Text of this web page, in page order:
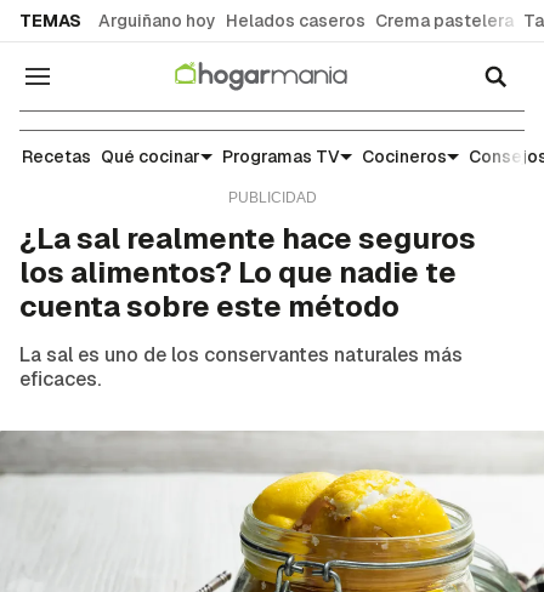
TEMAS Arguiñano hoy Helados caseros Crema pastelera
Navegación
Escuela de cocina: trucos y consejos para el día
Recetas Qué cocinar Programas TV Cocineros
¿La sal realmente hace seguros
los alimentos? Lo que nadie te
cuenta sobre este método
La sal es uno de los conservantes naturales más
eficaces.